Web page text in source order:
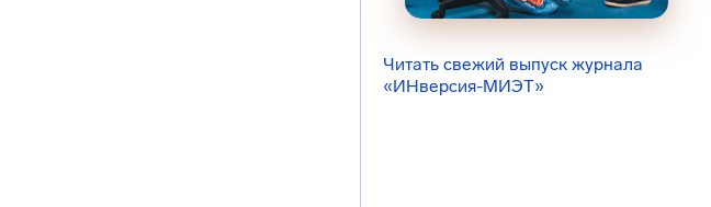
Читать свежий выпуск журнала
«ИНверсия-МИЭТ»